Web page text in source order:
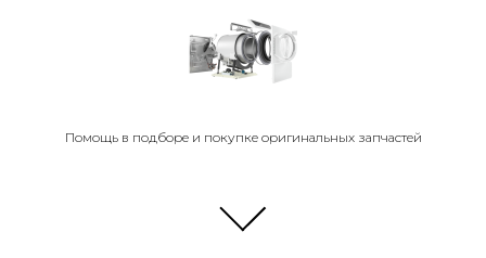
Помощь в подборе и покупке оригинальных запчастей